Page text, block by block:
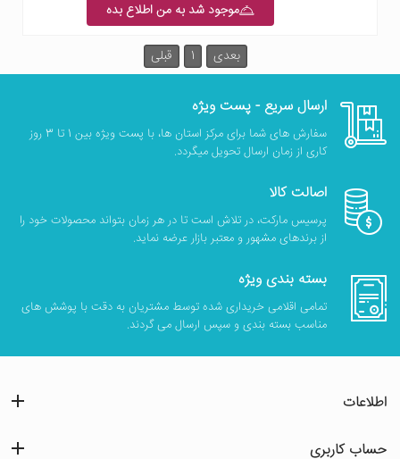
موجود شد به من اطلاع بده
قبلی 1 بعدی
ارسال سریع - پست ویژه
سفارش های شما برای مرکز استان ها، با پست ویژه بین 1 تا 3 روز
کاری از زمان ارسال تحویل میگردد.
اصالت کالا
پرسیس مارکت، در تلاش است تا در هر زمان بتواند محصولات خود را
از برندهای مشهور و معتبر بازار عرضه نماید.
بسته بندی ویژه
تمامی اقلامی خریداری شده توسط مشتریان به دقت با پوشش های
مناسب بسته بندی و سپس ارسال می گردند.
اطلاعات
حساب کاربری